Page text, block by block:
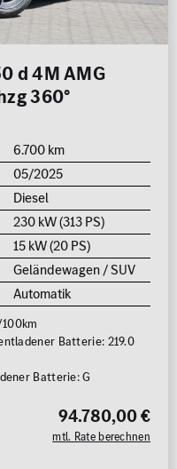
ALLE
ALLE
2026
250.000
1.000 km
d 4M AMG
360°
6.700 km
05/2025
Diesel
230 kW (313 PS)
15 kW (20 PS)
Geländewagen / SUV
Automatik
Batterie: 219.0
Batterie: G
94.780,00 €
mtl. Rate berechnen